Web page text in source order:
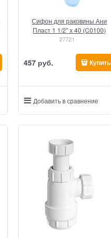
Сифон для раковины Ани
Пласт 1 1/2" x 40 (C0100)
27721
457 руб. Купить
Добавить в сравнение